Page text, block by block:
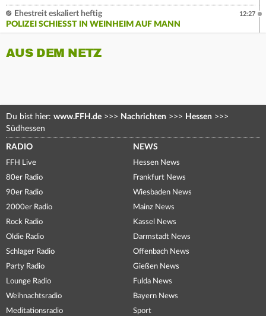
Ehestreit eskaliert heftig
POLIZEI SCHIESST IN WEINHEIM AUF MANN
12:27
AUS DEM NETZ
Du bist hier: www.FFH.de >>> Nachrichten >>> Hessen >>>
Südhessen
RADIO
FFH Live
80er Radio
90er Radio
2000er Radio
Rock Radio
Oldie Radio
Schlager Radio
Party Radio
Lounge Radio
Weihnachtsradio
Meditationsradio
NEWS
Hessen News
Frankfurt News
Wiesbaden News
Mainz News
Kassel News
Darmstadt News
Offenbach News
Gießen News
Fulda News
Bayern News
Sport